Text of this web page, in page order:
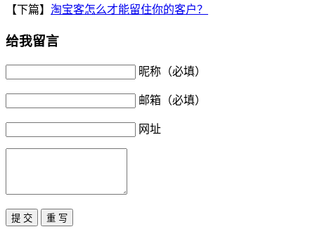
【下篇】 淘宝客怎么才能留住你的客户？
给我留言
昵称（必填）
邮箱（必填）
网址